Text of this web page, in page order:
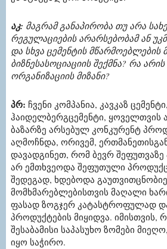
აკ: მაგრამ განაპირობა თუ არა
რეგულაციების არარსებობამ ან
და სხვა ცემენტის
ბიზნესასოციაციის შექმნა? რა
ორგანიზაციის მიზანი?
პრ: ჩვენი კომპანია, კავკაზ
ჰაიდელბერგცემენტი, ყოველთვის
ბაზარზე არსებულ კონკურენტ
აღმოჩნდა, ორივემ,
დავადგინეთ, რომ ბევრ
არ ემთხვეოდა შეფუთული
შედეგად, ხდებოდა
მომხმარებლებისთვის მაღალი
ფასად ზოგჯერ კატასტროფულად
პროდუქტების მიყიდვა. იმისთვის,
შესაბამისი საპასუხო ზომები
იყო საჭირო.